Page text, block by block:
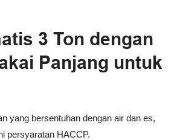
3 Ton dengan
Panjang untuk
yang bersentuhan dengan air dan es,
persyaratan HACCP.